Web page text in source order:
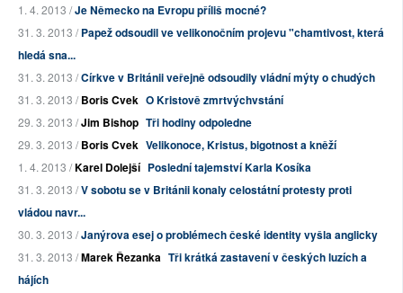
1. 4. 2013 /Je Německo na Evropu příliš mocné?
31. 3. 2013 /Papež odsoudil ve velikonočním projevu "chamtivost, která
hledá sna...
31. 3. 2013 /Církve v Británii veřejně odsoudily vládní mýty o chudých
31. 3. 2013 /Boris Cvek O Kristově zmrtvýchvstání
29. 3. 2013 /Jim Bishop Tři hodiny odpoledne
29. 3. 2013 /Boris Cvek Velikonoce, Kristus, bigotnost a kněží
1. 4. 2013 /Karel Dolejší Poslední tajemství Karla Kosíka
31. 3. 2013 /V sobotu se v Británii konaly celostátní protesty proti
vládou navr...
30. 3. 2013 /Janýrova esej o problémech české identity vyšla anglicky
31. 3. 2013 /Marek Řezanka Tři krátká zastavení v českých luzích a
hájích